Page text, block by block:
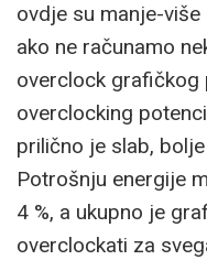
ovdje su manje-
ako ne računamo
overclock grafičkog
overclocking
prilično je slab,
Potrošnju energije
4 %, a ukupno je
overclockati za